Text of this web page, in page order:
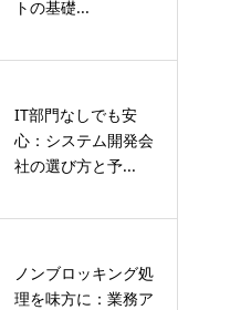
トの基礎...
IT部門なしでも安
心：システム開発会
社の選び方と予...
ノンブロッキング処
理を味方に：業務ア